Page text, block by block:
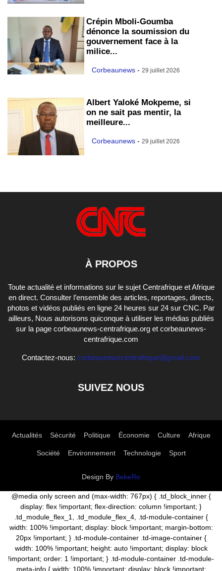
Crépin Mboli-Goumba
dénonce la soumission du
gouvernement face à la
milice...
Corbeaunews - 29 juillet 2026
Albert Yaloké Mokpeme, si
on ne sait pas mentir, la
meilleure...
Corbeaunews - 29 juillet 2026
À PROPOS
Toute actualité et informations sur le sujet Centrafrique et Afrique
en direct. Consulter l’ensemble des articles, reportages, directs,
photos et vidéos publiés en ligne 24 heures sur 24 sur CNC. Par
ailleurs, Nous autorisons quiconque à utiliser les médias publiés
sur la page corbeaunews-centrafrique.org et corbeaunews-
centrafrique.com
Contactez-nous: corbeaunewscentrafrique@gmail.com
SUIVEZ NOUS
Actualités Sécurité Politique Économie Culture Afrique
Société Environnement Technologie Sport
Design By BekeRo
@media only screen and (max-width: 767px) { .td_block_inner {
display: flex !important; flex-direction: column !important; }
.td_module_flex_1, .td_module_flex_4, .td-module-container {
width: 100% !important; display: block !important; margin-bottom:
20px !important; } .td-module-container .td-image-container {
width: 100% !important; height: auto !important; display: block
!important; order: 1 !important; } .td-module-container .td-module-
meta-info { width: 100% !important; display: block !important;